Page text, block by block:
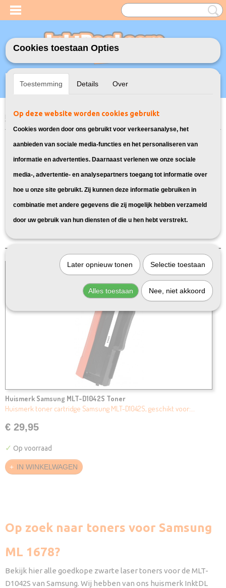
Inloggen Registreren
UW WINKELWAGEN
Home>Toners>MLT-D1042S Toner cartridge voor Samsung
voor Samsung ML-1678
Bekijk hier alle laser toner
cartridges voor de Samsung ML-
1678:
Sorteer op:
Huismerk Samsung MLT-D1042S Toner
Huismerk toner cartridge Samsung MLT-D1042S, geschikt voor:…
€ 29,95
✓ Op voorraad
IN WINKELWAGEN
Op zoek naar toners voor Samsung
ML 1678?
Bekijk hier alle goedkope zwarte laser toners voor de MLT-
D1042S van Samsung. Wij hebben van ons huismerk InktDL
Cookies toestaan Opties
Toestemming Details Over
Op deze website worden cookies gebruikt
Cookies worden door ons gebruikt voor verkeersanalyse, het
aanbieden van sociale media-functies en het personaliseren van
informatie en advertenties. Daarnaast verlenen we onze sociale
media-, advertentie- en analysepartners toegang tot informatie over
hoe u onze site gebruikt. Zij kunnen deze informatie gebruiken in
combinatie met andere gegevens die zij mogelijk hebben verzameld
door uw gebruik van hun diensten of die u hen hebt verstrekt.
Later opnieuw tonen Selectie toestaan
Alles toestaan Nee, niet akkoord